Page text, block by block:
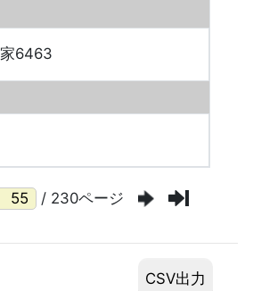
6463
/ 230ページ